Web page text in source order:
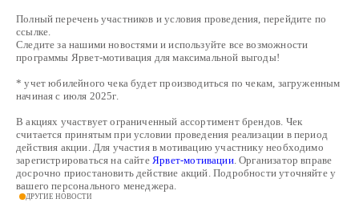
Полный перечень участников и условия проведения, перейдите по
ссылке.
Следите за нашими новостями и используйте все возможности
программы Ярвет-мотивация для максимальной выгоды!
* учет юбилейного чека будет производиться по чекам, загруженным
начиная с июля 2025г.
В акциях участвует ограниченный ассортимент брендов. Чек
считается принятым при условии проведения реализации в период
действия акции. Для участия в мотивацию участнику необходимо
зарегистрироваться на сайте Ярвет-мотивации. Организатор вправе
досрочно приостановить действие акций. Подробности уточняйте у
вашего персонального менеджера.
ДРУГИЕ НОВОСТИ